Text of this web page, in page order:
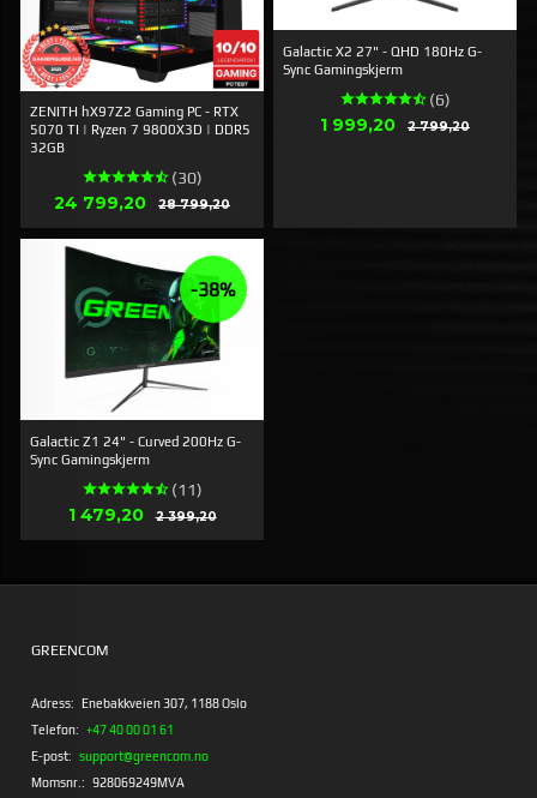
ZENITH hX97Z2 Gaming PC - RTX
5070 TI | Ryzen 7 9800X3D | DDR5
32GB
(30)
Erbjudande
24 799,20 28 799,20Rabatt
Galactic X2 27" - QHD 180Hz G-
Sync Gamingskjerm
(6)
Erbjudande
1 999,20 2 799,20Rabatt
Galactic Z1 24" - Curved 200Hz G-
Sync Gamingskjerm
(11)
Erbjudande
1 479,20 2 399,20Rabatt
-38%
GREENCOM
Adress: Enebakkveien 307, 1188 Oslo
Telefon: +47 40 00 01 61
E-post: support@greencom.no
Momsnr.: 928069249MVA